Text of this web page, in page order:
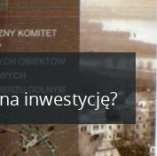
inwestycję?